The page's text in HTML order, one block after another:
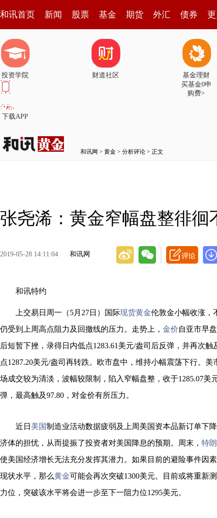
和讯首页 新闻 股票 基金 期货 外汇 债券
投资学院 财道社区
基金理财
买基金0申
购费>
下载APP
和讯网 > 黄金 > 分析评论 > 正文
张尧浠：黄金窄幅盘整徘
2019-05-28 14:11:04 和讯网
和讯特约
上交易日周一（5月27日）国际现货黄金伦敦金小幅收涨，
仍受到上周高点阻力及回撤线的压力。走势上， 金价自亚市早
后短暂下挫，录得日内低点1283.61美元/盎司后反弹，并再次
点1287.20美元/盎司再转跌。欧市盘中，维持小幅震荡下行。
场成交较为清淡，波幅较限制，陷入窄幅盘整，收于1285.07美
弹，最高触及97.80，对金价有所压力。
近日 美国制造业活动数据疲弱及上周美国资本品新订单下
济体的担忧，从而提振了投资者对美国降息的预期。周末， 特
使美国经济增长无法充分发挥其潜力。如果目前的避险事件因
现状水平，那么黄金可能会再次突破1300美元。目前或将重新
力位，突破该水平将会进一步至下一阻力位1295美元。